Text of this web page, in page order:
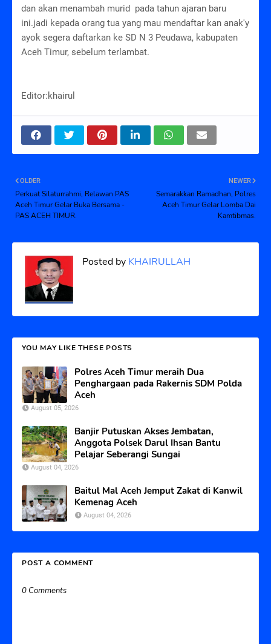
dan akan menambah murid pada tahun ajaran baru
ini.jadi kepada orang tua yang mau mendaftar kan anak'y
ayok segera daftarkan ke SD N 3 Peudawa, kabupaten
Aceh Timur, sebelum terlambat.
Editor:khairul
NEWER
Semarakkan Ramadhan, Polres
Aceh Timur Gelar Lomba Dai
Kamtibmas.
OLDER
Perkuat Silaturrahmi, Relawan PAS
Aceh Timur Gelar Buka Bersama -
PAS ACEH TIMUR.
Posted by KHAIRULLAH
YOU MAY LIKE THESE POSTS
Polres Aceh Timur meraih Dua
Penghargaan pada Rakernis SDM Polda
Aceh
August 05, 2026
Banjir Putuskan Akses Jembatan,
Anggota Polsek Darul Ihsan Bantu
Pelajar Seberangi Sungai
August 04, 2026
Baitul Mal Aceh Jemput Zakat di Kanwil
Kemenag Aceh
August 04, 2026
POST A COMMENT
0 Comments